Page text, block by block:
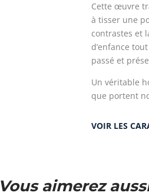
Cette œuvre
à tisser une
contrastes et
d’enfance
passé et
Un véritable
que portent
VOIR LES
Vous aimerez